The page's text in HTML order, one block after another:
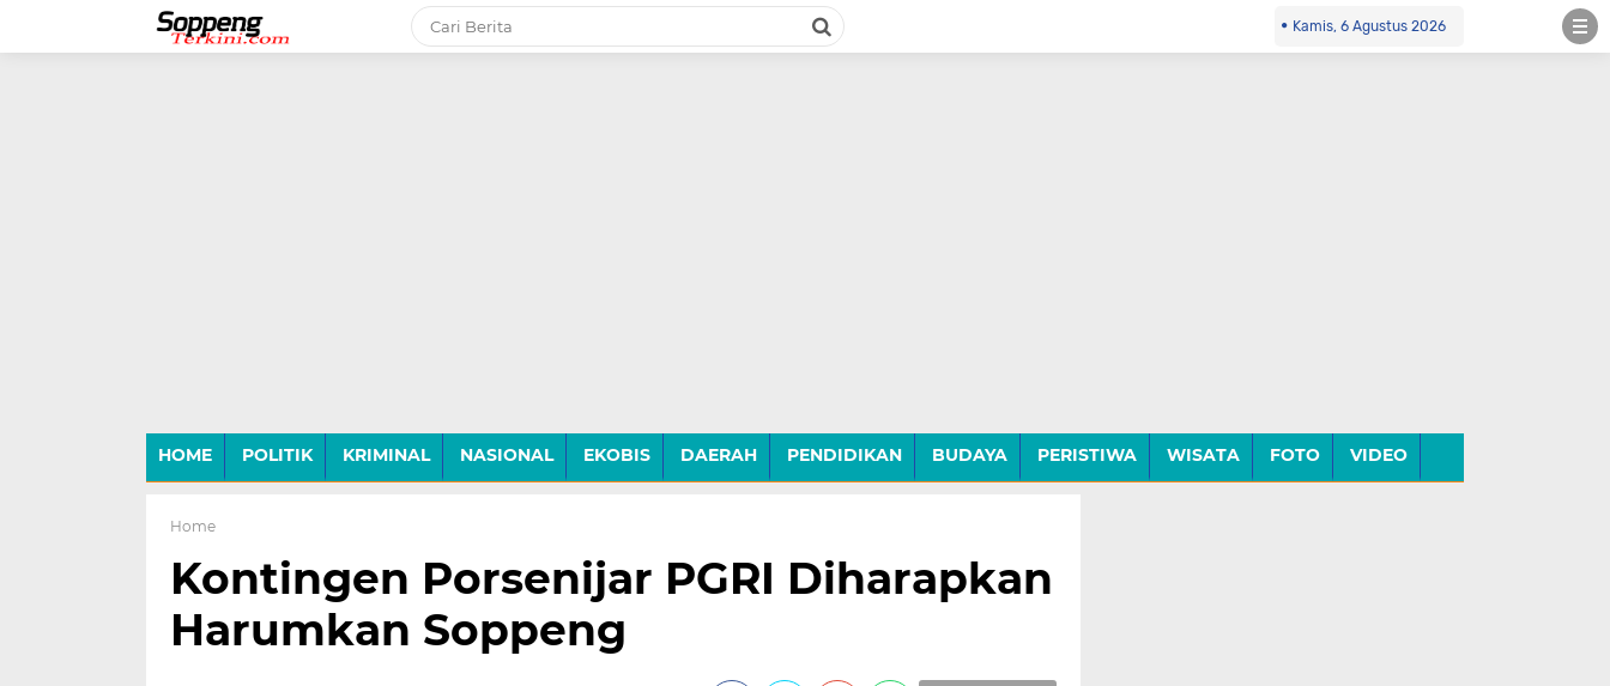
Kamis, 6 Agustus 2026
HOME POLITIK KRIMINAL NASIONAL EKOBIS DAERAH PENDIDIKAN BUDAYA PERISTIWA WISATA FOTO VIDEO
Home
Kontingen Porsenijar PGRI Diharapkan
Harumkan Soppeng